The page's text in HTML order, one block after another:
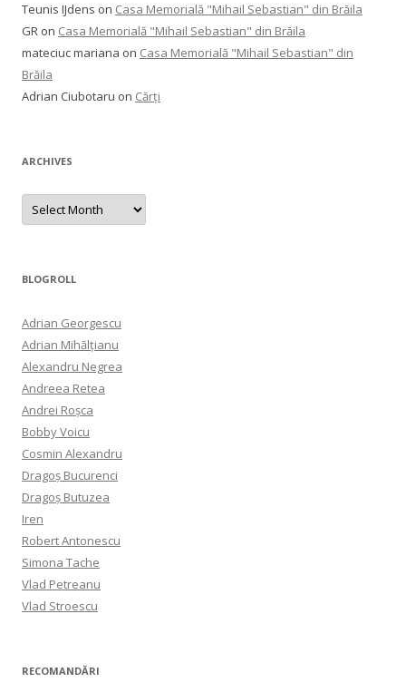
Teunis IJdens on Casa Memorială "Mihail Sebastian" din Brăila
GR on Casa Memorială "Mihail Sebastian" din Brăila
mateciuc mariana on Casa Memorială "Mihail Sebastian" din
Brăila
Adrian Ciubotaru on Cărți
ARCHIVES
Archives
BLOGROLL
Adrian Georgescu
Adrian Mihălțianu
Alexandru Negrea
Andreea Retea
Andrei Roșca
Bobby Voicu
Cosmin Alexandru
Dragoș Bucurenci
Dragoș Butuzea
Iren
Robert Antonescu
Simona Tache
Vlad Petreanu
Vlad Stroescu
RECOMANDĂRI